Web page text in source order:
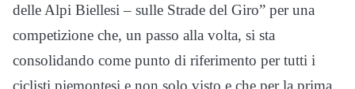
delle Alpi Biellesi – sulle Strade del Giro” per una
competizione che, un passo alla volta, si sta
consolidando come punto di riferimento per tutti i
ciclisti piemontesi e non solo visto e che per la prima